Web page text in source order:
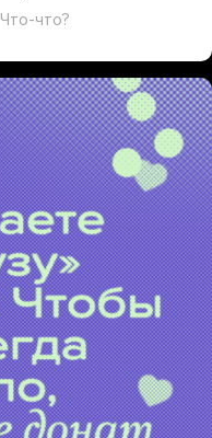
Что-что?